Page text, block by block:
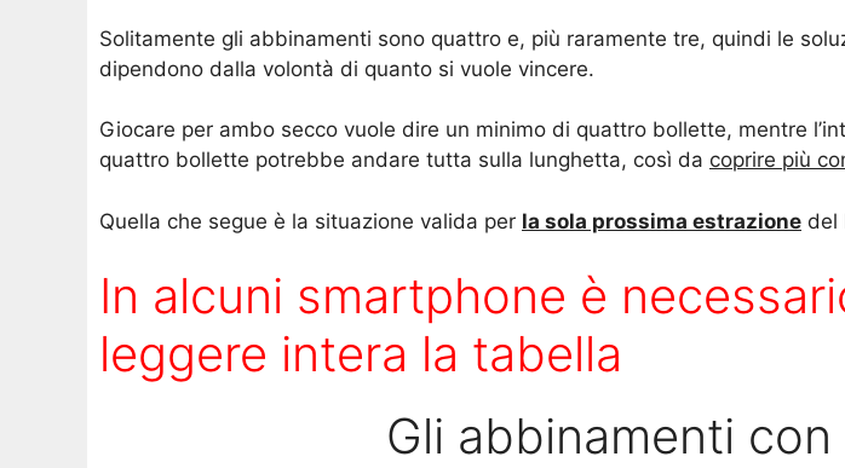
Solitamente gli abbinamenti sono quattro e, più raramente tre, quindi le
dipendono dalla volontà di quanto si vuole vincere.
Giocare per ambo secco vuole dire un minimo di quattro bollette, mentre
quattro bollette potrebbe andare tutta sulla lunghetta, così da coprire più
Quella che segue è la situazione valida per la sola prossima estrazione del
In alcuni smartphone è
leggere intera la tabella
Gli abbinamenti